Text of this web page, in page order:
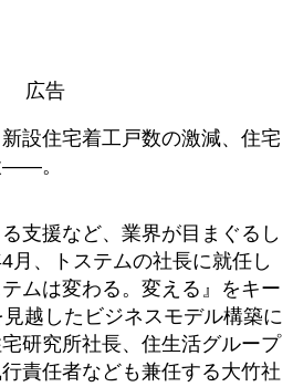
広告
設住宅着工戸数の激減、住宅
――。
支援など、業界が目まぐるし
月、トステムの社長に就任し
ムは変わる。変える』をキー
越したビジネスモデル構築に
研究所社長、住生活グループ
責任者なども兼任する大竹社